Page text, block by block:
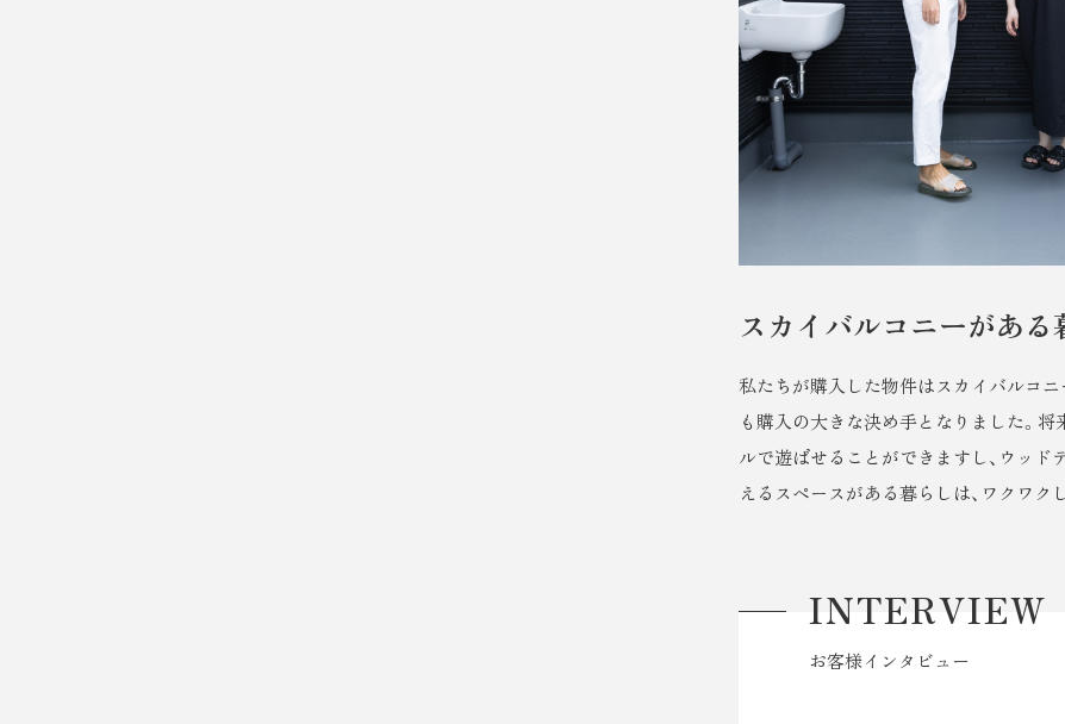
スカイバルコニーがある
私たちが購入した物件はスカイバルコ
も購入の大きな決め手となりました。
ルで遊ばせることができますし、ウッ
えるスペースがある暮らしは、ワクワクし
INTERVIEW
お客様インタビュー